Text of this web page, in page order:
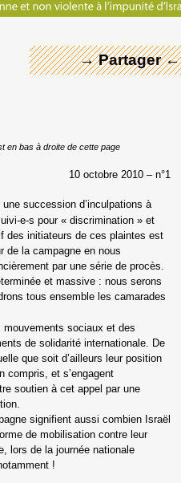
→ Partager ←
en bas à droite de cette page
10 octobre 2010 – n°1
succession d’inculpations à
e-s pour « discrimination » et
des initiateurs de ces plaintes est
de la campagne en nous
par une série de procès.
et massive : nous serons
tous ensemble les camarades
mouvements sociaux et des
de solidarité internationale. De
que soit d’ailleurs leur position
compris, et s’engagent
soutien à cet appel par une
signifient aussi combien Israël
de mobilisation contre leur
lors de lajournée nationale
!